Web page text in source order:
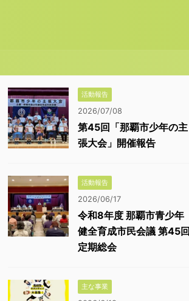
活動報告
2026/07/08
第45回「那覇市少年の主
張大会」開催報告
活動報告
2026/06/17
令和8年度 那覇市青少年
健全育成市民会議 第45回
定期総会
主な事業